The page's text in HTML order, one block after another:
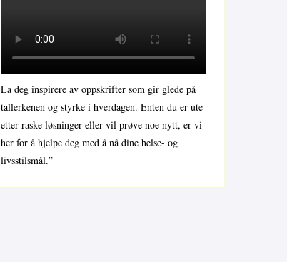
La deg inspirere av oppskrifter som gir glede på
tallerkenen og styrke i hverdagen. Enten du er ute
etter raske løsninger eller vil prøve noe nytt, er vi
her for å hjelpe deg med å nå dine helse- og
livsstilsmål.”